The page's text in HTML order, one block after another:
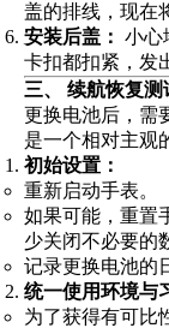
盖的排线，现在
安装后盖： 小心
卡扣都扣紧，发
三、 续航恢复测
更换电池后，需
是一个相对主观
初始设置：
重新启动手表。
如果可能，重置
少关闭不必要的
记录更换电池的
统一使用环境与
为了获得有可比